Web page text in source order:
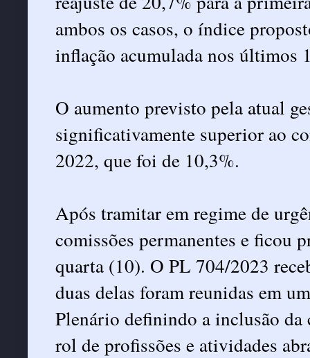
ambos os casos, o índice
inflação acumulada nos últimos
O aumento previsto pela atual
significativamente superior ao
2022, que foi de 10,3%.
Após tramitar em regime de
comissões permanentes e ficou
quarta (10). O PL 704/2023
duas delas foram reunidas em
Plenário definindo a inclusão
rol de profissões e atividades